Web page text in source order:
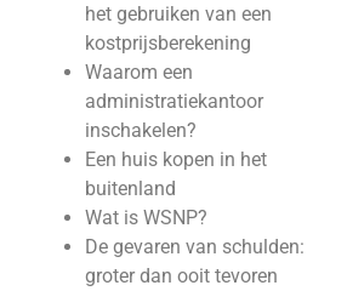
het gebruiken van een
kostprijsberekening
Waarom een
administratiekantoor
inschakelen?
Een huis kopen in het
buitenland
Wat is WSNP?
De gevaren van schulden:
groter dan ooit tevoren